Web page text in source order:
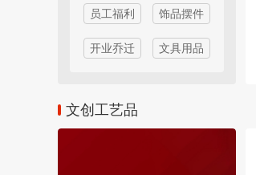
员工福利 饰品摆件
开业乔迁 文具用品
文创工艺品